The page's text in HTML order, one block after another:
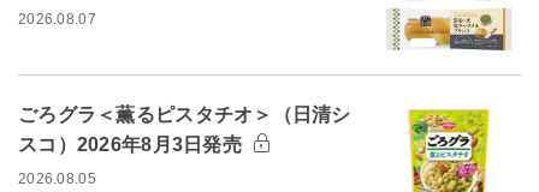
2026.08.07
ごろグラ＜薫るピスタチオ＞（日清シ
スコ）2026年8月3日発売
2026.08.05